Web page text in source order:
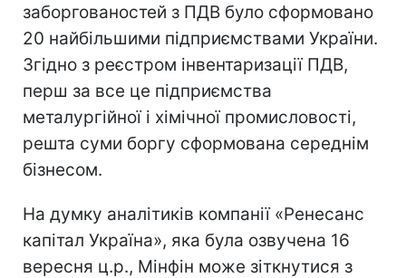
заборгованостей з ПДВ було сформовано
20 найбільшими підприємствами України.
Згідно з реєстром інвентаризації ПДВ,
перш за все це підприємства
металургійної і хімічної промисловості,
решта суми боргу сформована середнім
бізнесом.
На думку аналітиків компанії «Ренесанс
капітал Україна», яка була озвучена 16
вересня ц.р., Мінфін може зіткнутися з